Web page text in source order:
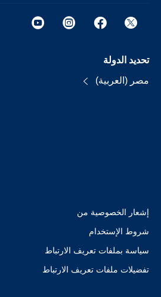
تحديد الدولة
مصر (العربية)
إشعار الخصوصية من
شروط الإستخدام
سياسة بملفات تعريف الارتباط
تفضيلات ملفات تعريف الارتباط